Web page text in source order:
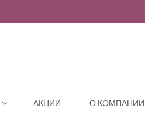
АКЦИИ О КОМПАНИИ